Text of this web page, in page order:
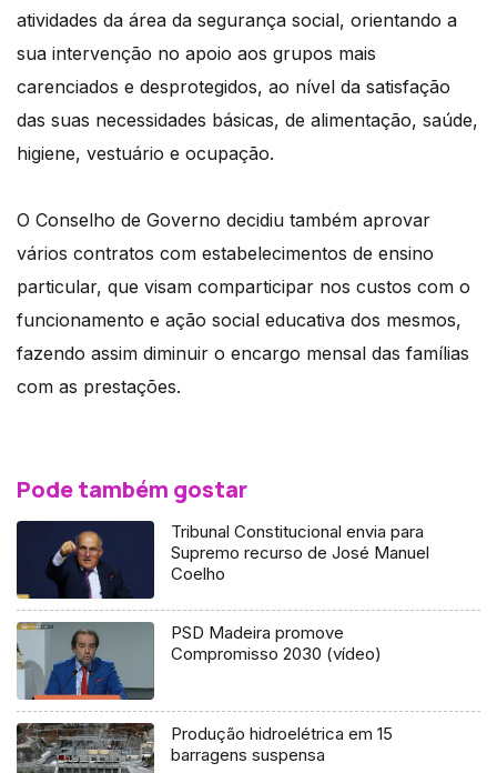
atividades da área da segurança social, orientando a
sua intervenção no apoio aos grupos mais
carenciados e desprotegidos, ao nível da satisfação
das suas necessidades básicas, de alimentação, saúde,
higiene, vestuário e ocupação.
O Conselho de Governo decidiu também aprovar
vários contratos com estabelecimentos de ensino
particular, que visam comparticipar nos custos com o
funcionamento e ação social educativa dos mesmos,
fazendo assim diminuir o encargo mensal das famílias
com as prestações.
Pode também gostar
Tribunal Constitucional envia para
Supremo recurso de José Manuel
Coelho
PSD Madeira promove
Compromisso 2030 (vídeo)
Produção hidroelétrica em 15
barragens suspensa